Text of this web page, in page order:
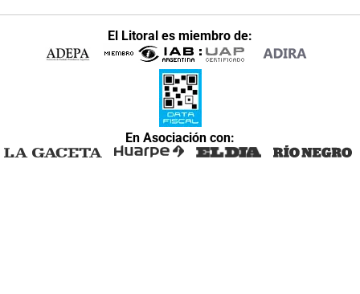
El Litoral es miembro de:
En Asociación con: